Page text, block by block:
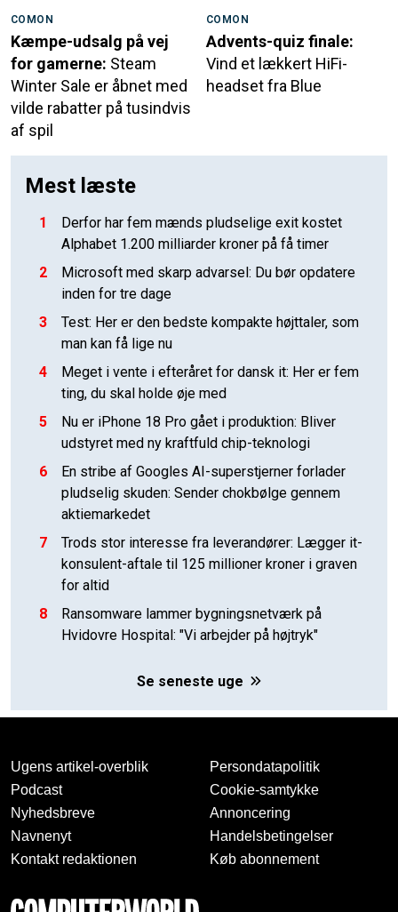
COMON
Kæmpe-udsalg på vej
for gamerne: Steam
Winter Sale er åbnet med
vilde rabatter på tusindvis
af spil
COMON
Advents-quiz finale:
Vind et lækkert HiFi-
headset fra Blue
Mest læste
1
Derfor har fem mænds pludselige exit kostet
Alphabet 1.200 milliarder kroner på få timer
2
Microsoft med skarp advarsel: Du bør opdatere
inden for tre dage
3
Test: Her er den bedste kompakte højttaler, som
man kan få lige nu
4
Meget i vente i efteråret for dansk it: Her er fem
ting, du skal holde øje med
5
Nu er iPhone 18 Pro gået i produktion: Bliver
udstyret med ny kraftfuld chip-teknologi
6
En stribe af Googles AI-superstjerner forlader
pludselig skuden: Sender chokbølge gennem
aktiemarkedet
7
Trods stor interesse fra leverandører: Lægger it-
konsulent-aftale til 125 millioner kroner i graven
for altid
8
Ransomware lammer bygningsnetværk på
Hvidovre Hospital: "Vi arbejder på højtryk"
Se seneste uge
Ugens artikel-overblik
Podcast
Nyhedsbreve
Navnenyt
Kontakt redaktionen
Persondatapolitik
Cookie-samtykke
Annoncering
Handelsbetingelser
Køb abonnement